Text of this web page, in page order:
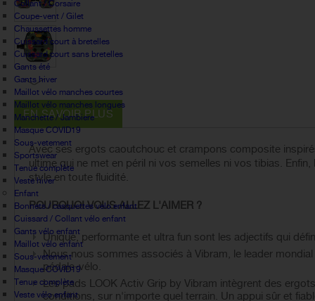
Collant / Corsaire
Coupe-vent / Gilet
Chaussettes homme
Cuissard court à bretelles
Cuissard court sans bretelles
Gants été
Gants hiver
Maillot vélo manches courtes
Maillot vélo manches longues
Manchette / Jambiere
Masque COVID19
Sous-vetement
Sportswear
Tenue complète
Veste hiver
Enfant
Bonnets / casquettes velo enfant
Cuissard / Collant vélo enfant
Gants vélo enfant
Maillot vélo enfant
Sous-vetement
Masque COVID19
Tenue complète
Veste vélo enfant
EN SAVOIR PLUS
Avec ses ergots caoutchouc et crampons composite
ultime qui ne met en péril ni vos semelles ni vos tibias.
style en toute fluidité.
POURQUOI VOUS ALLEZ L'AIMER ?
Unique, performante et ultra fun sont les adjectifs qui
Nous nous sommes associés à Vibram, le leader
pédale-vélo.
Les pads LOOK Activ Grip by Vibram intègrent des
conditions, sur n'importe quel terrain. Un appui sûr et